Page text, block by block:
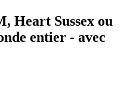
Heart Sussex ou
entier - avec